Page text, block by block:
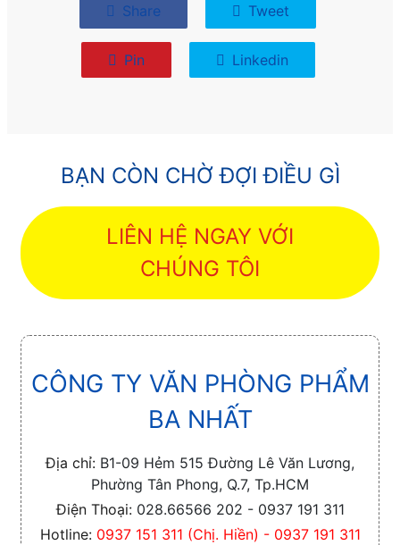
Share Tweet
Pin Linkedin
BẠN CÒN CHỜ ĐỢI ĐIỀU GÌ
LIÊN HỆ NGAY VỚI
CHÚNG TÔI
CÔNG TY VĂN PHÒNG PHẨM
BA NHẤT
Địa chỉ: B1-09 Hẻm 515 Đường Lê Văn Lương,
Phường Tân Phong, Q.7, Tp.HCM
Điện Thoại: 028.66566 202 - 0937 191 311
Hotline: 0937 151 311 (Chị. Hiền) - 0937 191 311